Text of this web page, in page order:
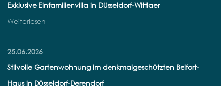
Exklusive Einfamilienvilla in Düsseldorf-Wittlaer
Weiterlesen
25.06.2026
Stilvolle Gartenwohnung im denkmalgeschützten Belfort-
Haus in Düsseldorf-Derendorf